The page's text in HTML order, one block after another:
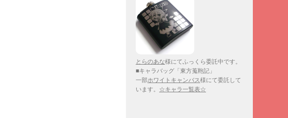
とらのあな様にてふっくら委託中です。
■キャラバッグ「東方蒐鞄記」
一部ホワイトキャンバス様にて委託して
います。 ☆キャラ一覧表☆